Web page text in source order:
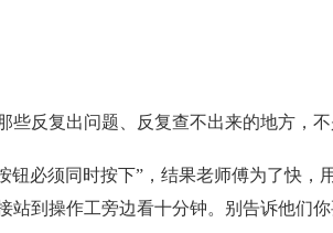
反复出问题、反复查不出来的地方，
钮必须同时按下”，结果老师傅为了快
到操作工旁边看十分钟。别告诉他们